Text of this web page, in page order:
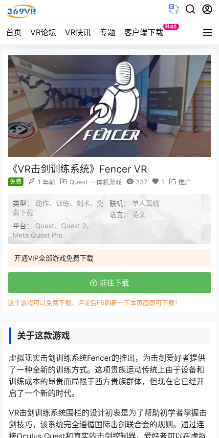
首页 VR论坛 VR快讯 专题 客户端下载
Hot
Quest
《VR击剑训练系统》Fencer VR
免费 1 年前 Quest 一体机游戏 237 1 推广
类型： 动作、训练、剑术、免
费下载
联机： 单人离线
语言： 英文
平台： Quest、Quest 2、
Meta Quest Pro
开通VIP全部游戏免费下载
前往下载
这个游戏可以免费下载，评论后F5刷新一下本页面即可下载！
关于这款游戏
虚拟现实击剑训练系统Fencer的推出，为击剑爱好者提供
了一种全新的训练方式。这项贵族运动传统上由于设备和
训练成本的昂贵而局限于西方贵族群体，但现在它已经开
启了一个新的时代。
VR击剑训练系统围栏的设计初衷是为了帮助初学者掌握击
剑技巧，该系统完全遵循国际击剑联合会的规则。通过连
接Oculus Quest和真实的击剑控制器，爱好者可以在虚拟